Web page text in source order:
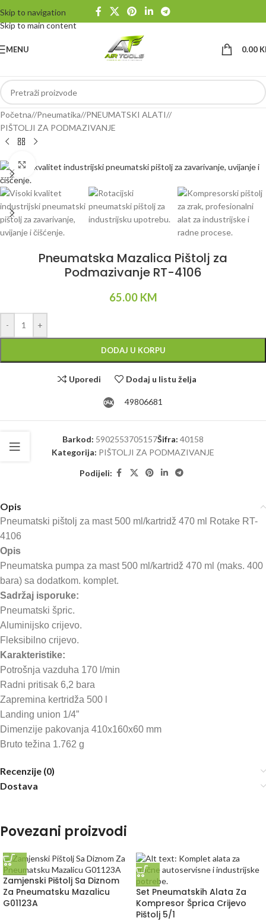
Skip to navigation
Skip to main content
MENU 0.00
Početna/ Pneumatika/ PNEUMATSKI ALATI/
PIŠTOLJI ZA PODMAZIVANJE
Klikni da uvećaš
Pneumatska Mazalica Pištolj za
Podmazivanje RT-4106
65.00 KM
- +
DODAJ U KORPU
Uporedi Dodaj u listu želja
49806681
Barkod: 5902553705157Šifra: 40158
Kategorija: PIŠTOLJI ZA PODMAZIVANJE
Podijeli:
Opis
Pneumatski pištolj za mast 500 ml/kartridž 470 ml Rotake RT-
4106
Opis
Pneumatska pumpa za mast 500 ml/kartridž 470 ml (maks. 400
bara) sa dodatkom. komplet.
Sadržaj isporuke:
Pneumatski špric.
Aluminijsko crijevo.
Fleksibilno crijevo.
Karakteristike:
Potrošnja vazduha 170 l/min
Radni pritisak 6,2 bara
Zapremina kertridža 500 l
Landing union 1/4”
Dimenzije pakovanja 410x160x60 mm
Bruto težina 1.762 g
Recenzije (0)
Dostava
Povezani proizvodi
Zamjenski Pištolj Sa Diznom
Za Pneumatsku Mazalicu
G01123A
Set Pneumatskih Alata Za
Kompresor Šprica Crijevo
Pištolj 5/1